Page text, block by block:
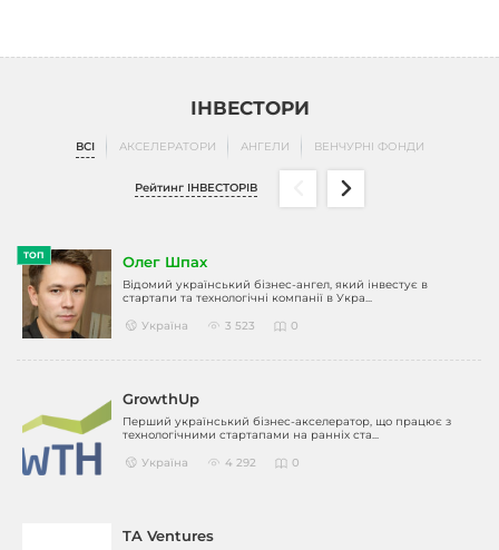
ІНВЕСТОРИ
ВСІ АКСЕЛЕРАТОРИ АНГЕЛИ ВЕНЧУРНІ ФОНДИ
Рейтинг ІНВЕСТОРІВ
ТОП Олег Шпах
Відомий український бізнес-ангел, який інвестує в
стартапи та технологічні компанії в Укра...
Україна
3 523 0
GrowthUp
Перший український бізнес-акселератор, що працює з
технологічними стартапами на ранніх ста...
Україна
4 292 0
TA Ventures